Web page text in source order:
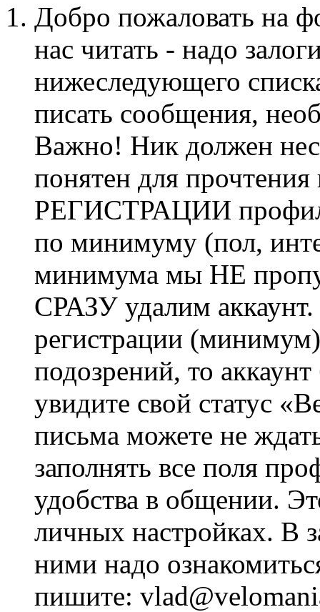
Добро пожаловать на
нас читать - надо
нижеследующего
писать сообщения,
Важно! Ник должен
понятен для
РЕГИСТРАЦИИ профиль
по минимуму (пол,
минимума мы НЕ
СРАЗУ удалим
регистрации
подозрений, то
увидите свой статус
письма можете не
заполнять все поля
удобства в общении.
личных настройках. В
ними надо
пишите: